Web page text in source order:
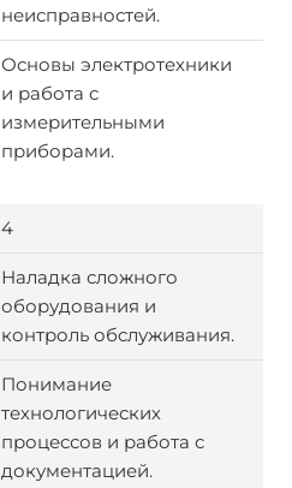
неисправностей.
Основы электротехники
и работа с
измерительными
приборами.
4
Наладка сложного
оборудования и
контроль обслуживания.
Понимание
технологических
процессов и работа с
документацией.